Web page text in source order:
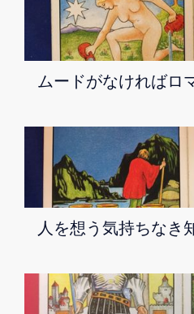
ムードがなければロ
人を想う気持ちなき